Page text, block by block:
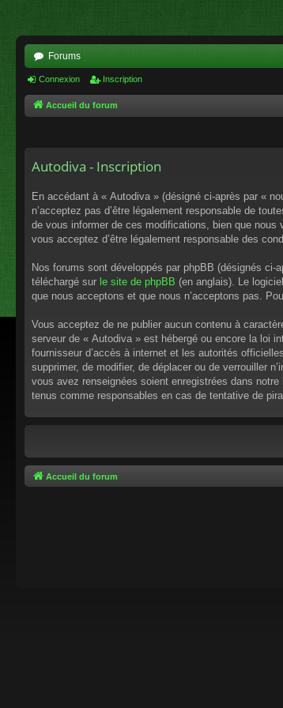
Forums
Connexion Inscription
Accueil du forum
Autodiva - Inscription
En accédant à « Autodiva » (désigné ci-après par «
n’acceptez pas d’être légalement responsable de
de vous informer de ces modifications, bien que
vous acceptez d’être légalement responsable des
Nos forums sont développés par phpBB (désignés
téléchargé sur le site de phpBB (en anglais). Le
que nous acceptons et que nous n’acceptons pas.
Vous acceptez de ne publier aucun contenu à
serveur de « Autodiva » est hébergé ou encore la loi
fournisseur d’accès à internet et les autorités
supprimer, de modifier, de déplacer ou de verrouiller
vous avez renseignées soient enregistrées dans
tenus comme responsables en cas de tentative de
Accueil du forum